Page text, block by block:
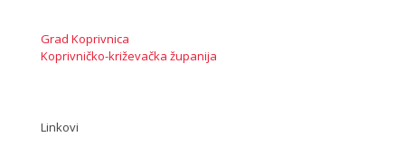
Grad Koprivnica
Koprivničko-križevačka županija
Linkovi